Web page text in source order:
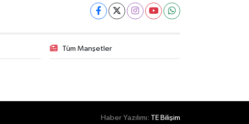
Tüm Manşetler
Haber Yazılımı: TE Bilişim